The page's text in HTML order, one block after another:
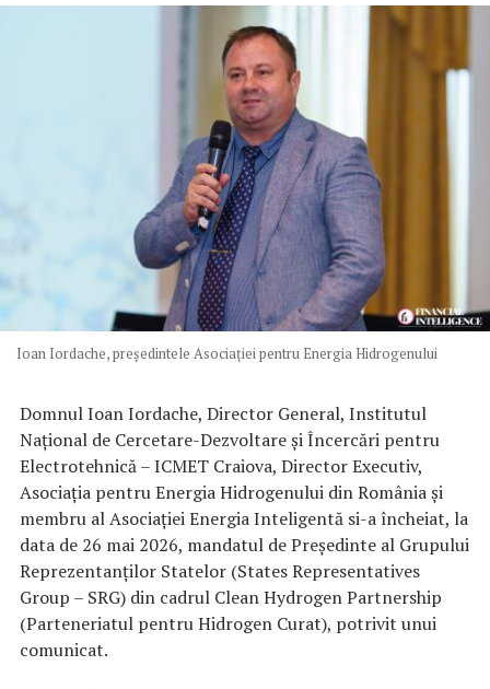
Ioan Iordache, preşedintele Asociaţiei pentru Energia Hidrogenului
Domnul Ioan Iordache, Director General, Institutul
Național de Cercetare-Dezvoltare și Încercări pentru
Electrotehnică – ICMET Craiova, Director Executiv,
Asociația pentru Energia Hidrogenului din România și
membru al Asociației Energia Inteligentă si-a încheiat, la
data de 26 mai 2026, mandatul de Președinte al Grupului
Reprezentanților Statelor (States Representatives
Group – SRG) din cadrul Clean Hydrogen Partnership
(Parteneriatul pentru Hidrogen Curat), potrivit unui
comunicat.